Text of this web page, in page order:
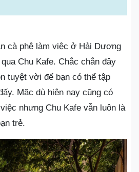
cà phê làm việc ở Hải Dương
Chu Kafe. Chắc chắn đây
tuyệt vời để bạn có thể tập
Mặc dù hiện nay cũng có
nhưng Chu Kafe vẫn luôn là
trẻ.